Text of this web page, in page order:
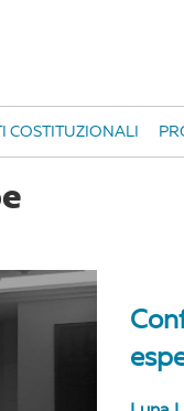
COSTITUZIONALI